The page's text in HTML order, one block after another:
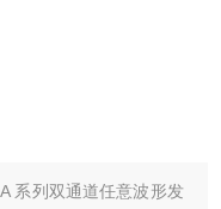
系列双通道任意波形发